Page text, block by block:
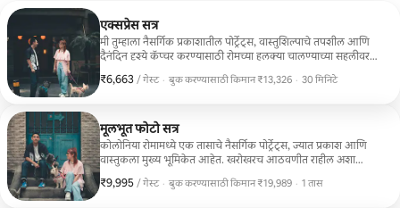
एक्सप्रेस सत्र
मी तुम्हाला नैसर्गिक प्रकाशातील पोर्ट्रेट्स, वास्तुशिल्पाचे तपशील आणि
दैनंदिन दृश्ये कॅप्चर करण्यासाठी रोमच्या हलक्या चालण्याच्या सहलीवर
असल्यास हे आदर्श आहे.
₹6,663 / गेस्ट
₹6,663 प्रति गेस्ट · बुक करण्यासाठी किमान ₹13,326
, · 30 मिनिटे
मूलभूत फोटो सत्र
कोलोनिया रोमामध्ये एक तासाचे नैसर्गिक पोर्ट्रेट्स, ज्यात प्रकाश आणि
वास्तुकला मुख्य भूमिकेत आहेत. खरोखरच आठवणीत राहील अशा
₹9,995 / गेस्ट
₹9,995 प्रति गेस्ट · बुक करण्यासाठी किमान ₹19,989
, · 1 तास